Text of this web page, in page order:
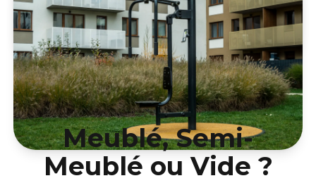
Meublé, Semi-
Meublé ou Vide ?